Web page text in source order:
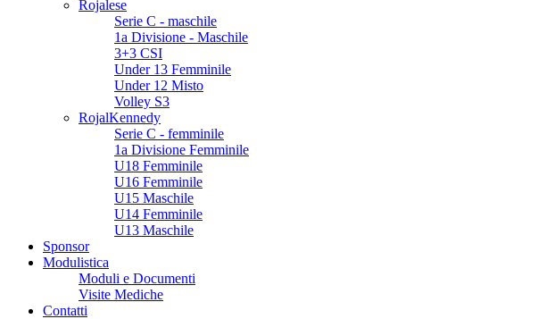
Rojalese
Serie C - maschile
1a Divisione - Maschile
3+3 CSI
Under 13 Femminile
Under 12 Misto
Volley S3
RojalKennedy
Serie C - femminile
1a Divisione Femminile
U18 Femminile
U16 Femminile
U15 Maschile
U14 Femminile
U13 Maschile
Sponsor
Modulistica
Moduli e Documenti
Visite Mediche
Contatti